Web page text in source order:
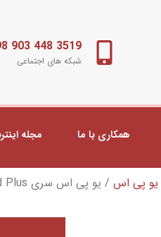
3519 448 903 98+
شبکه های اجتماعی
همکاری با ما مجله
یو پی اس / یو پی اس سری Pyramid Plus